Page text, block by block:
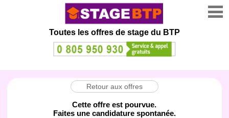
Toutes les offres de stage du BTP
Retour aux offres
Cette offre est pourvue.
Faites une candidature spontanée.